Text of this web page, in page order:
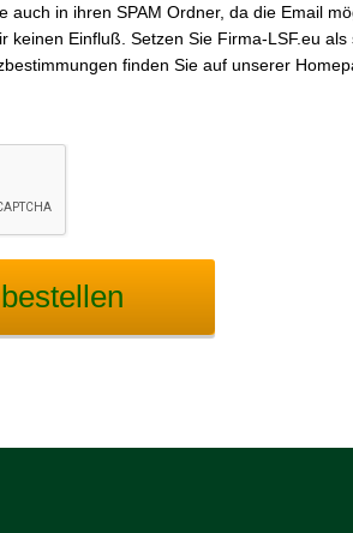
auch in ihren SPAM Ordner, da die Email
keinen Einfluß. Setzen Sie Firma-LSF.eu
finden Sie auf unserer